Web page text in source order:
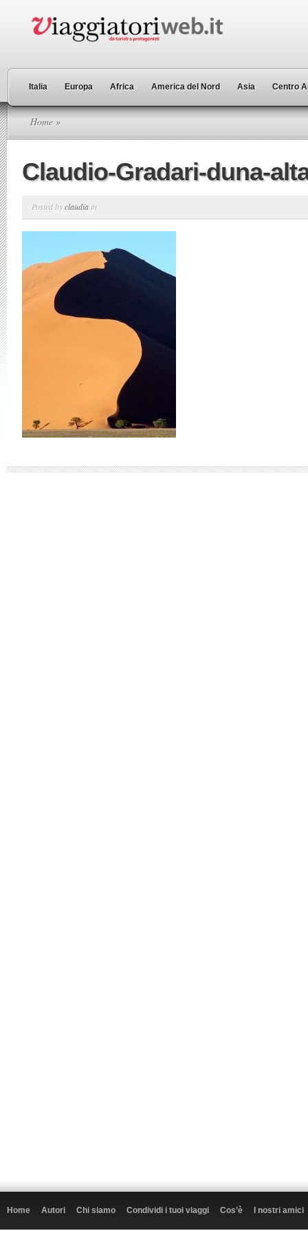
Italia Europa Africa America del Nord Asia Centro
Home »
Claudio-Gradari-duna-
Posted byclaudia in
Home Autori Chi siamo Condividi i tuoi viaggi Cos’è I nostri amici